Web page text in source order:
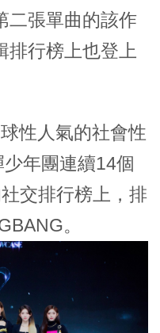
二張單曲的該作
排行榜上也登上
性人氣的社會性
年團連續14個
交排行榜上，排
。